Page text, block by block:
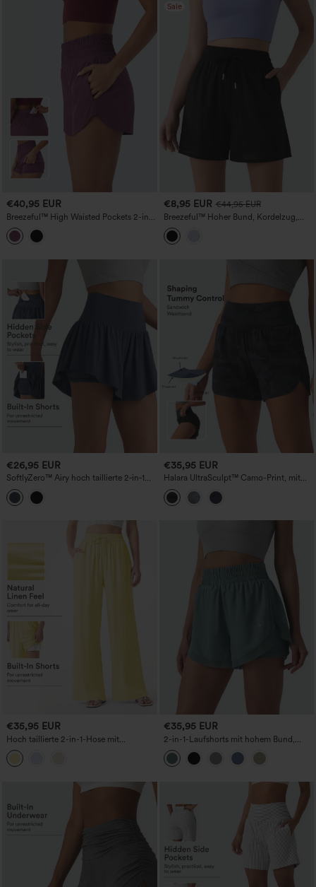
€40,95 EUR
Breezeful™ High Waisted Pockets 2-in-1
Kurzer Saum Schnelltrocknende
Laufshorts 3,5''
Sale
€8,95 EUR €44,95 EUR
Breezeful™ Hoher Bund, Kordelzug,
kontrastierender Mesh‑Einsatz,
schnelltrocknende weite Yoga‑Shorts 5''
mit Taschen
€26,95 EUR
SoftlyZero™ Airy hoch taillierte 2‑in‑1
Cool‑Touch Yogashorts 3'' mit Taschen
€35,95 EUR
Halara UltraSculpt™ Camo-Print, mit
hohem Bund, bauchformend, mit
geschwungenem Saum - 2-in-1-
Laufshorts mit Tasche
€35,95 EUR
Hoch taillierte 2-in-1-Hose mit
Kordelzug, weitem Bein, lässigem Look,
aus Leinenmischung und mit Taschen.
€35,95 EUR
2-in-1-Laufshorts mit hohem Bund,
kontrastierendem Mesh und Taschen